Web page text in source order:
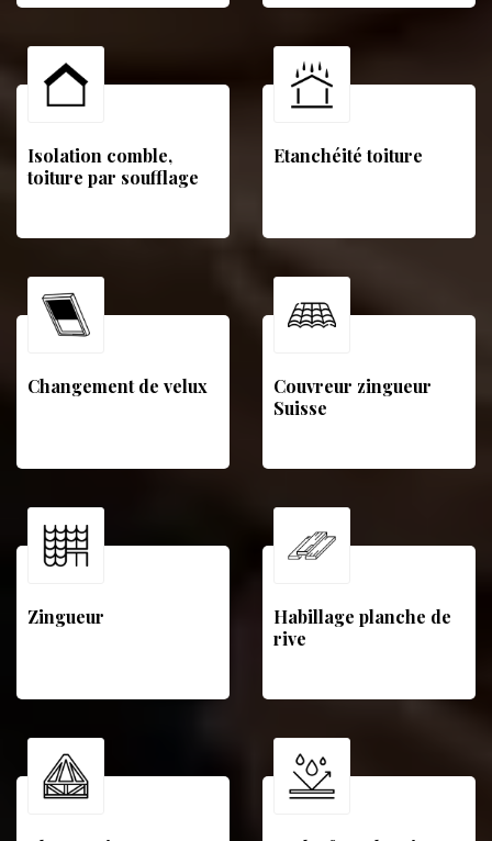
Isolation comble,
toiture par soufflage
Etanchéité toiture
Changement de velux
Couvreur zingueur
Suisse
Zingueur
Habillage planche de
rive